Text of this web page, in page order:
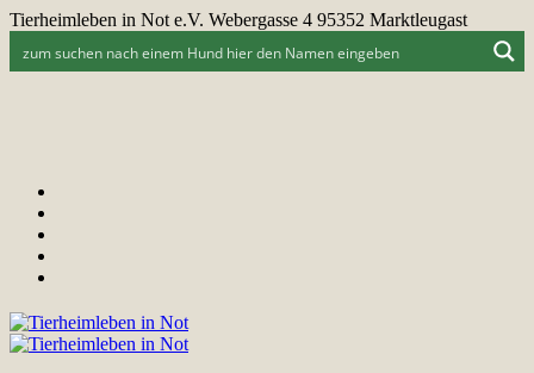
Tierheimleben in Not e.V. Webergasse 4 95352 Marktleugast